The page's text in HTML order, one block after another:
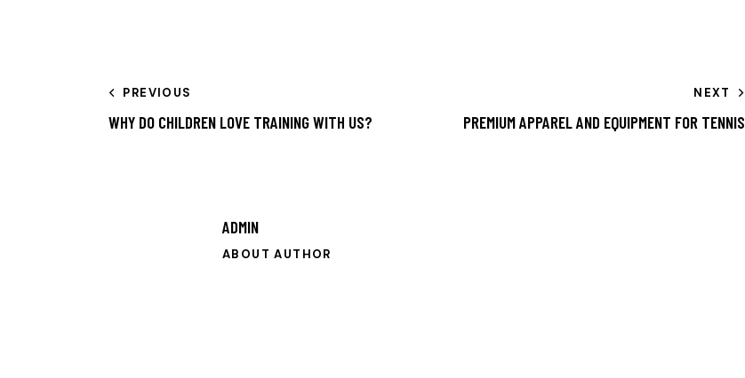
PREVIOUS
WHY DO CHILDREN LOVE TRAINING WITH US?
NEXT
PREMIUM APPAREL AND EQUIPMENT FOR TENNIS
ADMIN
ABOUT AUTHOR